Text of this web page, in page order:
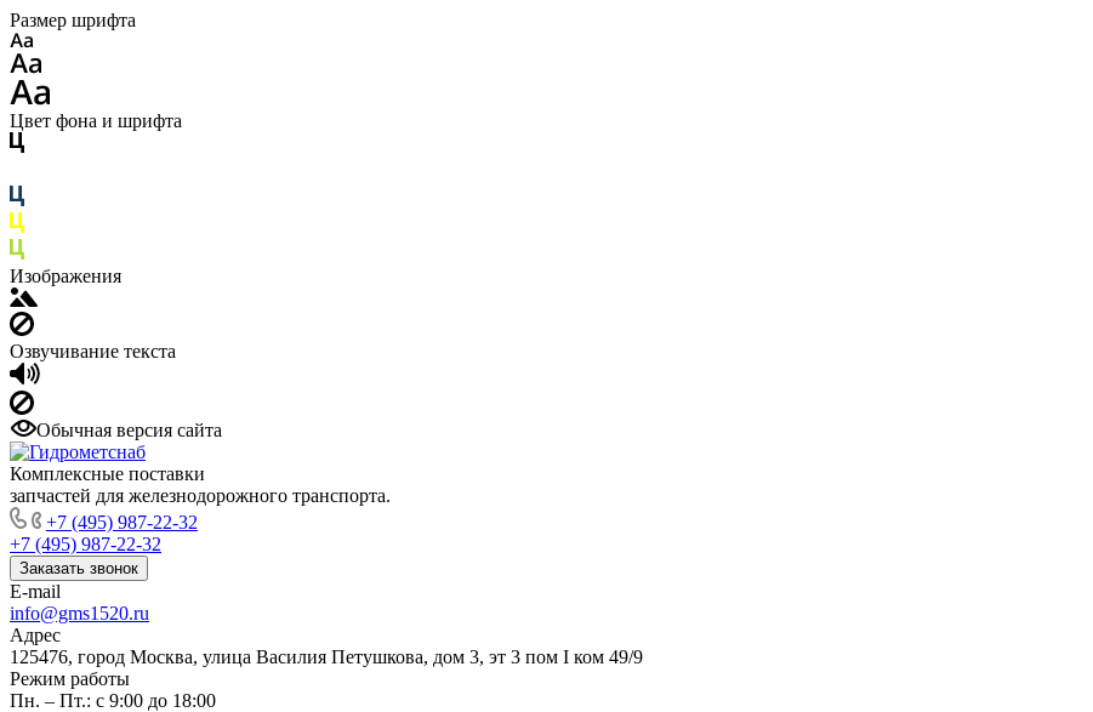
Размер шрифта
Цвет фона и шрифта
Изображения
Озвучивание текста
Обычная версия сайта
Комплексные поставки
запчастей для железнодорожного транспорта.
+7 (495) 987-22-32
+7 (495) 987-22-32
Заказать звонок
E-mail
info@gms1520.ru
Адрес
125476, город Москва, улица Василия Петушкова, дом 3, эт 3 пом I ком 49/9
Режим работы
Пн. – Пт.: с 9:00 до 18:00